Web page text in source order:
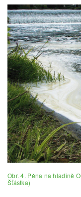
Obr. 4. Pěna na hladině
Šťástka)